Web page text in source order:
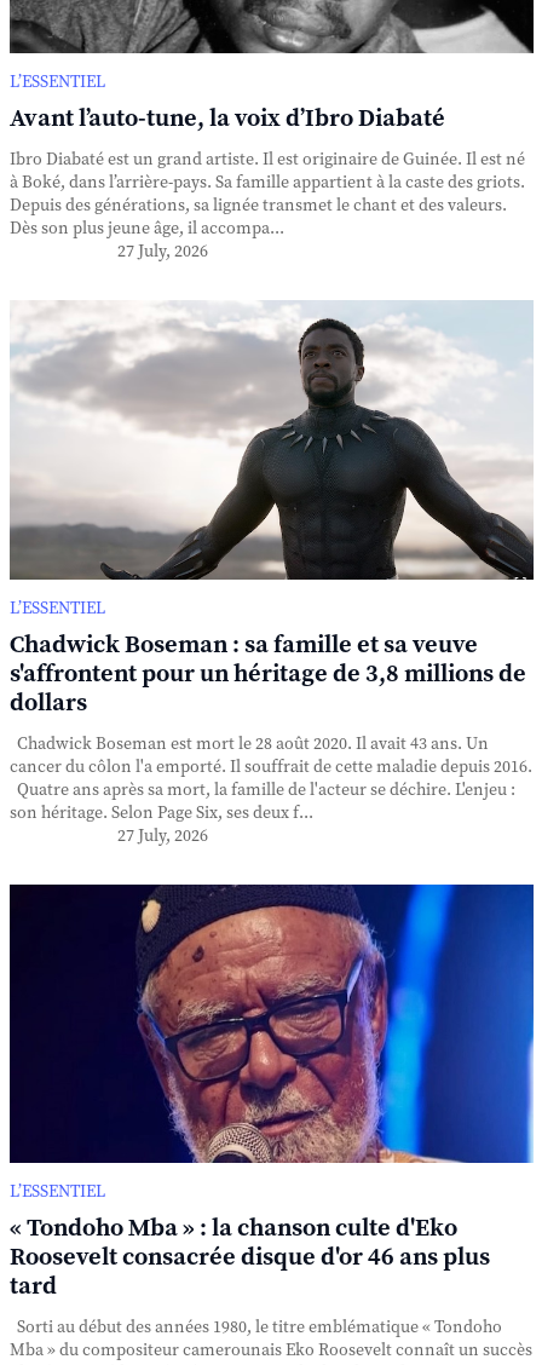
L’ESSENTIEL
Avant l’auto-tune, la voix d’Ibro Diabaté
Ibro Diabaté est un grand artiste. Il est originaire de Guinée. Il est né
à Boké, dans l’arrière-pays. Sa famille appartient à la caste des griots.
Depuis des générations, sa lignée transmet le chant et des valeurs.
Dès son plus jeune âge, il accompa...
27 July, 2026
L’ESSENTIEL
Chadwick Boseman : sa famille et sa veuve
s'affrontent pour un héritage de 3,8 millions de
dollars
Chadwick Boseman est mort le 28 août 2020. Il avait 43 ans. Un
cancer du côlon l'a emporté. Il souffrait de cette maladie depuis 2016.
Quatre ans après sa mort, la famille de l'acteur se déchire. L'enjeu :
son héritage. Selon Page Six, ses deux f...
27 July, 2026
L’ESSENTIEL
« Tondoho Mba » : la chanson culte d'Eko
Roosevelt consacrée disque d'or 46 ans plus
tard
Sorti au début des années 1980, le titre emblématique « Tondoho
Mba » du compositeur camerounais Eko Roosevelt connaît un succès